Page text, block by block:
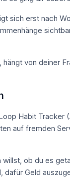
sich erst nach
von deiner
Habit Tracker
auf fremden
willst, ob du es
dafür Geld